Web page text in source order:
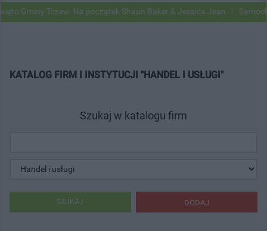
Tczew. Na początek Shaun Baker & Jessica Jean Samochody
KATALOG FIRM I INSTYTUCJI "HANDEL I USŁUGI"
Szukaj w katalogu firm
DODAJ
SZUKAJ